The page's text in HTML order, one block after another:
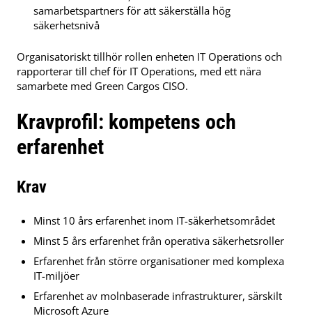
samarbetspartners för att säkerställa hög
säkerhetsnivå
Organisatoriskt tillhör rollen enheten IT Operations och
rapporterar till chef för IT Operations, med ett nära
samarbete med Green Cargos CISO.
Kravprofil: kompetens och
erfarenhet
Krav
Minst 10 års erfarenhet inom IT-säkerhetsområdet
Minst 5 års erfarenhet från operativa säkerhetsroller
Erfarenhet från större organisationer med komplexa
IT-miljöer
Erfarenhet av molnbaserade infrastrukturer, särskilt
Microsoft Azure